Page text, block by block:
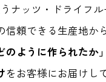
ナッツ・ドライフル
信頼できる生産地か
のように作られたか」
を お客様にお届けし
ついに
顔を出
アーモン
ー」とい